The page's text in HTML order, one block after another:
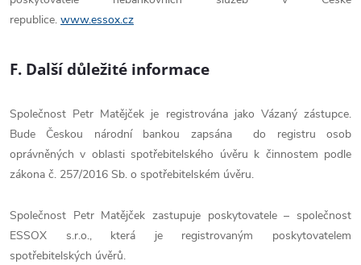
republice. www.essox.cz
F. Další důležité informace
Společnost Petr Matějček je registrována jako Vázaný zástupce.
Bude Českou národní bankou zapsána do registru osob
oprávněných v oblasti spotřebitelského úvěru k činnostem podle
zákona č. 257/2016 Sb. o spotřebitelském úvěru.
Společnost Petr Matějček zastupuje poskytovatele – společnost
ESSOX s.r.o., která je registrovaným poskytovatelem
spotřebitelských úvěrů.